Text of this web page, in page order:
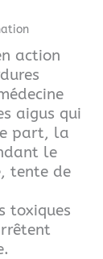
action
aigus qui
part, la
le
tente de
toxiques